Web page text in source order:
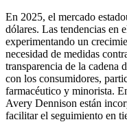
En 2025, el mercado
dólares. Las tendencias en
experimentando un
necesidad de medidas
transparencia de la cadena
con los consumidores,
farmacéutico y minorista.
Avery Dennison están
facilitar el seguimiento en